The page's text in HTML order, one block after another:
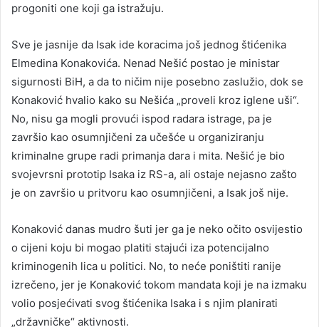
progoniti one koji ga istražuju.
Sve je jasnije da Isak ide koracima još jednog štićenika
Elmedina Konakovića. Nenad Nešić postao je ministar
sigurnosti BiH, a da to ničim nije posebno zaslužio, dok se
Konaković hvalio kako su Nešića „proveli kroz iglene uši“.
No, nisu ga mogli provući ispod radara istrage, pa je
završio kao osumnjičeni za učešće u organiziranju
kriminalne grupe radi primanja dara i mita. Nešić je bio
svojevrsni prototip Isaka iz RS-a, ali ostaje nejasno zašto
je on završio u pritvoru kao osumnjičeni, a Isak još nije.
Konaković danas mudro šuti jer ga je neko očito osvijestio
o cijeni koju bi mogao platiti stajući iza potencijalno
kriminogenih lica u politici. No, to neće poništiti ranije
izrečeno, jer je Konaković tokom mandata koji je na izmaku
volio posjećivati svog štićenika Isaka i s njim planirati
„državničke“ aktivnosti.